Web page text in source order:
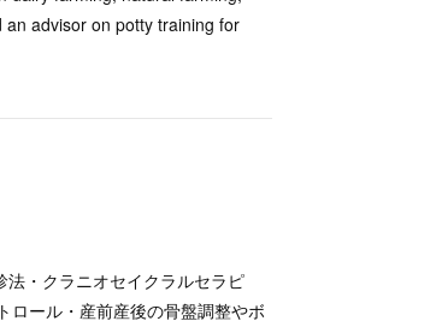
advisor on potty training for
・クラニオセイクラルセラピ
ロール・産前産後の骨盤調整やボ